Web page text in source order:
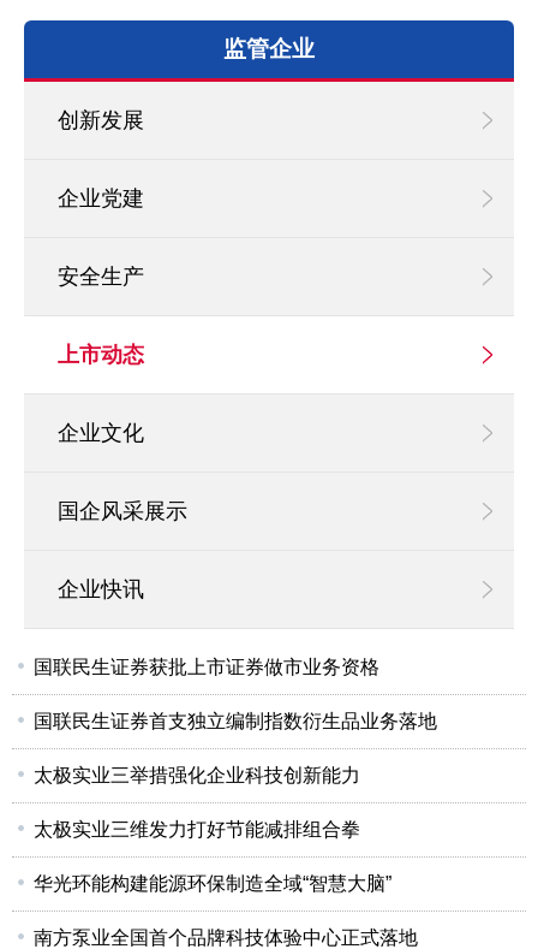
监管企业
创新发展
企业党建
安全生产
上市动态
企业文化
国企风采展示
企业快讯
国联民生证券获批上市证券做市业务资格
国联民生证券首支独立编制指数衍生品业务落地
太极实业三举措强化企业科技创新能力
太极实业三维发力打好节能减排组合拳
华光环能构建能源环保制造全域“智慧大脑”
南方泵业全国首个品牌科技体验中心正式落地